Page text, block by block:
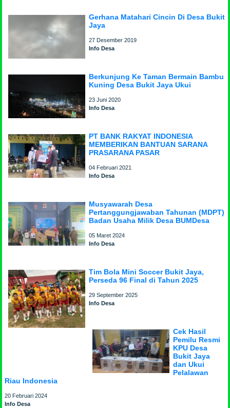
Gerhana Matahari Cincin Di Desa Bukit
Jaya
27 Desember 2019
Info Desa
Berkunjung Ke Taman Bermain Bambu
Kuning Desa Bukit Jaya Ukui
23 Juni 2020
Info Desa
PT BANK RAKYAT INDONESIA
MEMBERIKAN BANTUAN SARANA
PRASARANA PASAR
04 Februari 2021
Info Desa
Musyawarah Desa
Pertanggungjawaban Tahunan (MDPT)
Badan Usaha Milik Desa BUMDesa
05 Maret 2024
Info Desa
Tim Bola Mini Soccer Bukit Jaya,
Perseda 96 Final di Tahun 2025
29 September 2025
Info Desa
Cek Hasil
Pemilu Resmi
KPU Desa
Bukit Jaya
dan Ukui
Pelalawan
Riau Indonesia
20 Februari 2024
Info Desa